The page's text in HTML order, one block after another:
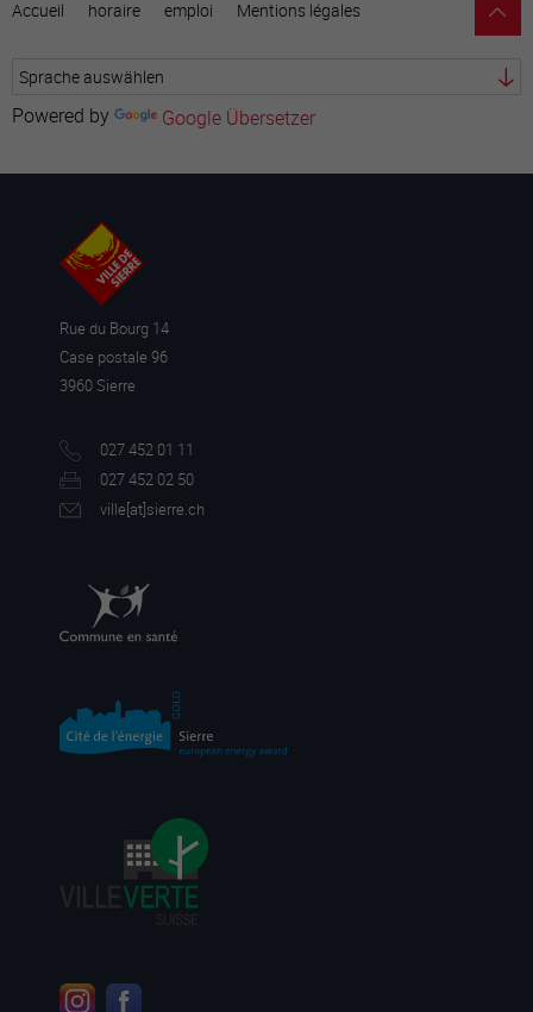
Accueil horaire emploi Mentions légales
Powered by Google Übersetzer
Rue du Bourg 14
Case postale 96
3960 Sierre
027 452 01 11
027 452 02 50
ville[at]sierre.ch